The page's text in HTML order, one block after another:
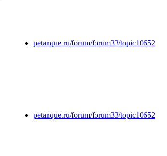
petanque.ru/forum/forum33/topic10652
petanque.ru/forum/forum33/topic10652